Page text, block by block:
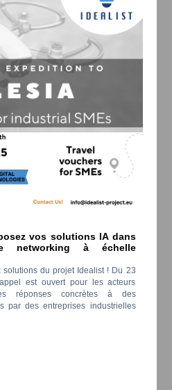
vos solutions IA dans
networking à échelle
solutions du projet Idealist ! Du 23
est ouvert pour les acteurs
réponses concrètes à des
par des entreprises industrielles